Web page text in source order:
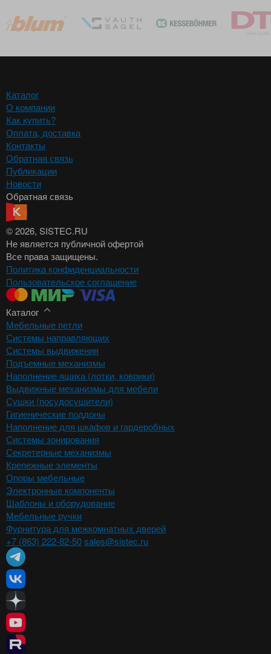
Каталог
О компании
Как купить?
Оплата, доставка
Контакты
Обратная связь
Публикации
Новости
Обратная связь
© 2026, SISTEC.RU
Не является публичной офертой
Все права защищены.
Политика конфиденциальности
Пользовательское соглашение
Каталог
Мебельные петли
Системы направляющих
Системы выдвижения
Подъемные механизмы
Наполнение ящика (лотки, коврики)
Выдвижные механизмы для мебели
Сушки (посудосушители)
Гигиенические поддоны
Наполнение для шкафов и гардеробных
Системы зонирования
Секретерные механизмы
Крепежные элементы
Опоры мебельные
Электронные компоненты
Шаблоны и оборудование
Мебельные ручки
Фурнитура для межкомнатных дверей
+7 (863) 222-82-50sales@sistec.ru